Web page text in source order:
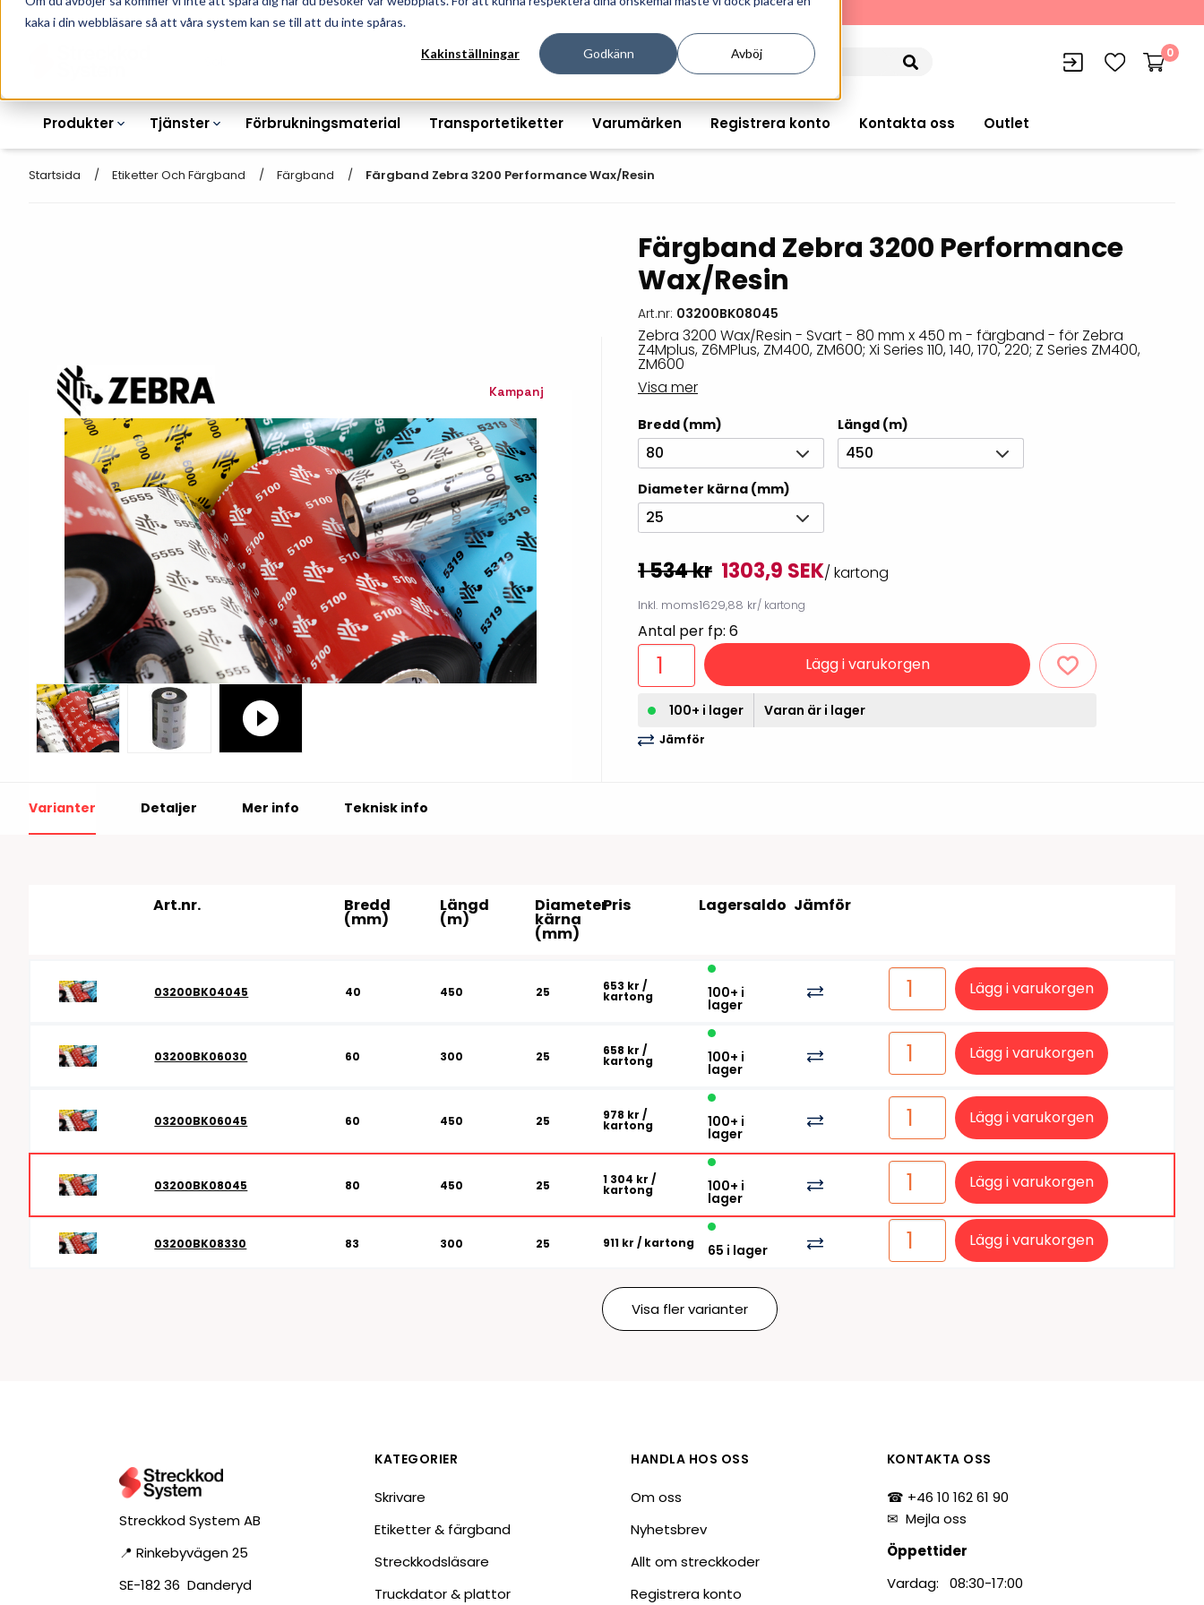
kaka i din webbläsare så att våra system kan se till att du inte spåras.
Kakinställningar Godkänn Avböj
010-162 61 90 Lösningar för professionell informationshantering och märkning
0
Produkter
bläckstråleskrivare
Print & Apply
Kringutrustning
Tillbehör skrivare
Etiketthållare och tillbehör
Förbrukning
bläckstråleskrivare
Varningsetiketter
Handhållna streckkodsläsare
Bordsstreckkodsläsare
Streckkodsverifierare
Tillbehör streckkodsläsare
Handdatorer
Tablets
Wearable Computers
Tillbehör handdatorer
Pekskärmsdatorer
och pekskärmar
RFID Handdatorer
RFID Skrivare
RFID Etiketter
Batteridrivna
arbetsstationer
Etikettprogram
Mobile Device Management
Outlet-skrivare
Tjänster
Plastlister för hyllkanter
Alukett
Tag badge
Räkna ut EAN kontrollsiffran
Order offertförfrågan
streckkodsoriginal
VISITIQ: Besökssystem
Utlåning hyra och
Datorlös etikettutskrift och
kopiering
Förbrukningsmaterial Transportetiketter Varumärken Registrera konto Kontakta oss Outlet
Startsida Etiketter Och Färgband Färgband Färgband Zebra 3200 Performance Wax/Resin
Kampanj
Färgband Zebra 3200 Performance
Wax/Resin
Art.nr: 03200BK08045
Zebra 3200 Wax/Resin - Svart - 80 mm x 450 m - färgband - för Zebra
Z4Mplus, Z6MPlus, ZM400, ZM600; Xi Series 110, 140, 170, 220; Z Series ZM400,
ZM600
Visa mer
Bredd (mm)
80
Längd (m)
450
Diameter kärna (mm)
25
1 534 kr 1303,9 SEK/ kartong
Inkl. moms1629,88 kr/ kartong
Antal per fp: 6
Lägg i varukorgen
100+ i lager Varan är i lager
Jämför
Varianter Detaljer Mer info Teknisk info
Art.nr. Bredd
(mm)
Längd
(m)
Diameter
kärna
(mm)
Pris Lagersaldo Jämför
03200BK04045 40 450 25 653 kr /
kartong 100+ i
lager
Lägg i varukorgen
03200BK06030 60 300 25 658 kr /
kartong 100+ i
lager
Lägg i varukorgen
03200BK06045 60 450 25 978 kr /
kartong 100+ i
lager
Lägg i varukorgen
03200BK08045 80 450 25 1 304 kr /
kartong 100+ i
lager
Lägg i varukorgen
03200BK08330 83 300 25 911 kr / kartong 65 i lager Lägg i varukorgen
Visa fler varianter
Streckkod System AB
📍 Rinkebyvägen 25
SE-182 36 Danderyd
KATEGORIER
Skrivare
Etiketter & färgband
Streckkodsläsare
Truckdator & plattor
HANDLA HOS OSS
Om oss
Nyhetsbrev
Allt om streckkoder
Registrera konto
KONTAKTA OSS
☎ +46 10 162 61 90
✉ Mejla oss
Öppettider
Vardag: 08:30-17:00